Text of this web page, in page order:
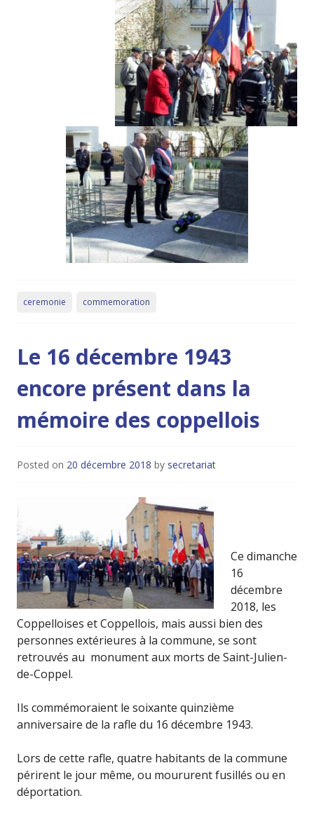
ceremonie commemoration
Le 16 décembre 1943
encore présent dans la
mémoire des coppellois
Posted on 20 décembre 2018 by secretariat
Ce dimanche
16
décembre
2018, les
Coppelloises et Coppellois, mais aussi bien des
personnes extérieures à la commune, se sont
retrouvés au monument aux morts de Saint-Julien-
de-Coppel.
Ils commémoraient le soixante quinzième
anniversaire de la rafle du 16 décembre 1943.
Lors de cette rafle, quatre habitants de la commune
périrent le jour même, ou moururent fusillés ou en
déportation.